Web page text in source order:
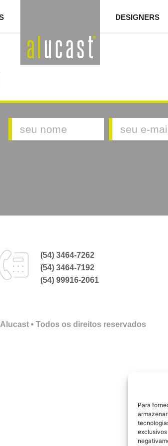
Para
DESIGNERS
(54) 3464-7262
(54) 3464-7192
(54) 99916-2061
• Todos os direitos reservados